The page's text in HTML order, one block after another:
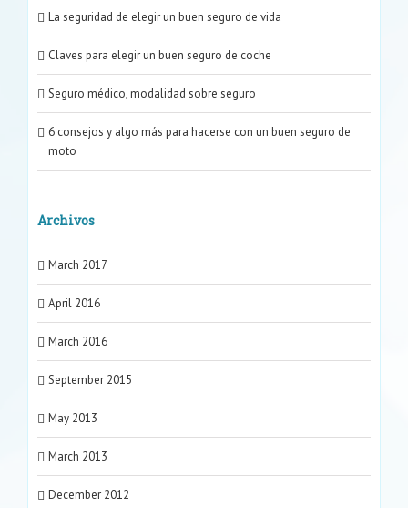
La seguridad de elegir un buen seguro de vida
Claves para elegir un buen seguro de coche
Seguro médico, modalidad sobre seguro
6 consejos y algo más para hacerse con un buen seguro de
moto
Archivos
March 2017
April 2016
March 2016
September 2015
May 2013
March 2013
December 2012